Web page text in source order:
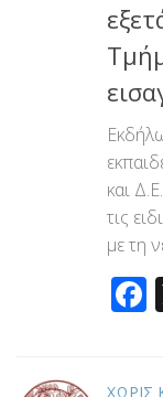
και
τις
με τη
ΧΩΡΊΣ